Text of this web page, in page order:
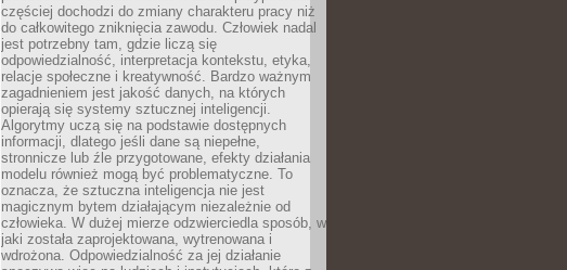
częściej dochodzi do zmiany charakteru pracy niż
do całkowitego zniknięcia zawodu. Człowiek nadal
jest potrzebny tam, gdzie liczą się
odpowiedzialność, interpretacja kontekstu, etyka,
relacje społeczne i kreatywność. Bardzo ważnym
zagadnieniem jest jakość danych, na których
opierają się systemy sztucznej inteligencji.
Algorytmy uczą się na podstawie dostępnych
informacji, dlatego jeśli dane są niepełne,
stronnicze lub źle przygotowane, efekty działania
modelu również mogą być problematyczne. To
oznacza, że sztuczna inteligencja nie jest
magicznym bytem działającym niezależnie od
człowieka. W dużej mierze odzwierciedla sposób, w
jaki została zaprojektowana, wytrenowana i
wdrożona. Odpowiedzialność za jej działanie